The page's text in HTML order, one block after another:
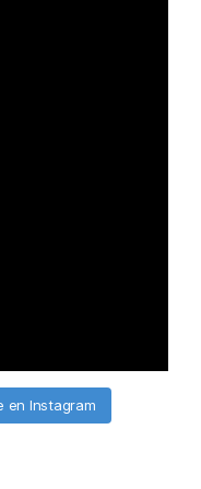
en Instagram